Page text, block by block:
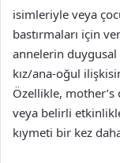
isimleriyle veya
bastırmaları için
annelerin duygusal
kız/ana-oğul
Özellikle,
veya belirli
kıymeti bir kez